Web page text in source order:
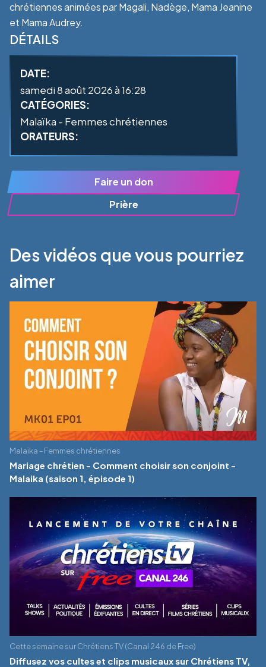
chrétiennes animées par Magali, Nadège, Mama Jeanine
et Mama Audrey.
DÉTAILS
DATE:
samedi 8 août 2026 à 16:28
CATÉGORIES:
Malaïka - Femmes chrétiennes
ORATEURS:
Faire un don
Prière
Des vidéos que vous pourriez
aimer
Malaïka - Femmes chrétiennes
Mariage chrétien - Comment choisir son conjoint -
Malaika (saison 1, épisode 1)
Cette semaine sur Chrétiens TV (Canal 246 de Free)
Diffusez vos cultes et clips musicaux sur Chrétiens TV,